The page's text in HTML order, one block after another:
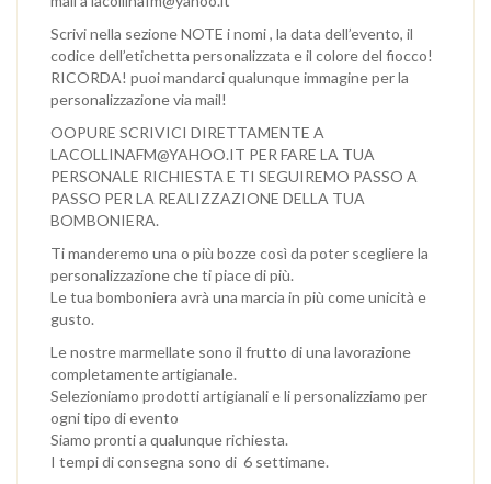
Scrivi nella sezione NOTE i nomi , la data dell’evento, il
codice dell’etichetta personalizzata e il colore del fiocco!
RICORDA! puoi mandarci qualunque immagine per la
personalizzazione via mail!
OOPURE SCRIVICI DIRETTAMENTE A
LACOLLINAFM@YAHOO.IT PER FARE LA TUA
PERSONALE RICHIESTA E TI SEGUIREMO PASSO A
PASSO PER LA REALIZZAZIONE DELLA TUA
BOMBONIERA.
Ti manderemo una o più bozze così da poter scegliere la
personalizzazione che ti piace di più.
Le tua bomboniera avrà una marcia in più come unicità e
gusto.
Le nostre marmellate sono il frutto di una lavorazione
completamente artigianale.
Selezioniamo prodotti artigianali e li personalizziamo per
ogni tipo di evento
Siamo pronti a qualunque richiesta.
I tempi di consegna sono di 6 settimane.